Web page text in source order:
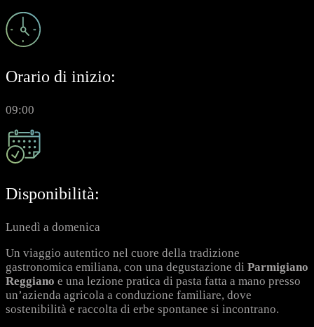
Orario di inizio:
09:00
Disponibilità:
Lunedì a domenica
Un viaggio autentico nel cuore della tradizione
gastronomica emiliana, con una degustazione di Parmigiano
Reggiano e una lezione pratica di pasta fatta a mano presso
un’azienda agricola a conduzione familiare, dove
sostenibilità e raccolta di erbe spontanee si incontrano.